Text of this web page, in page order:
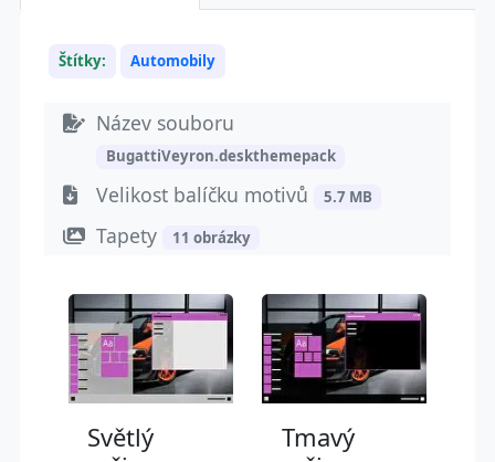
Štítky: Automobily
Název souboru
BugattiVeyron.deskthemepack
Velikost balíčku motivů 5.7 MB
Tapety 11 obrázky
Světlý
Tmavý